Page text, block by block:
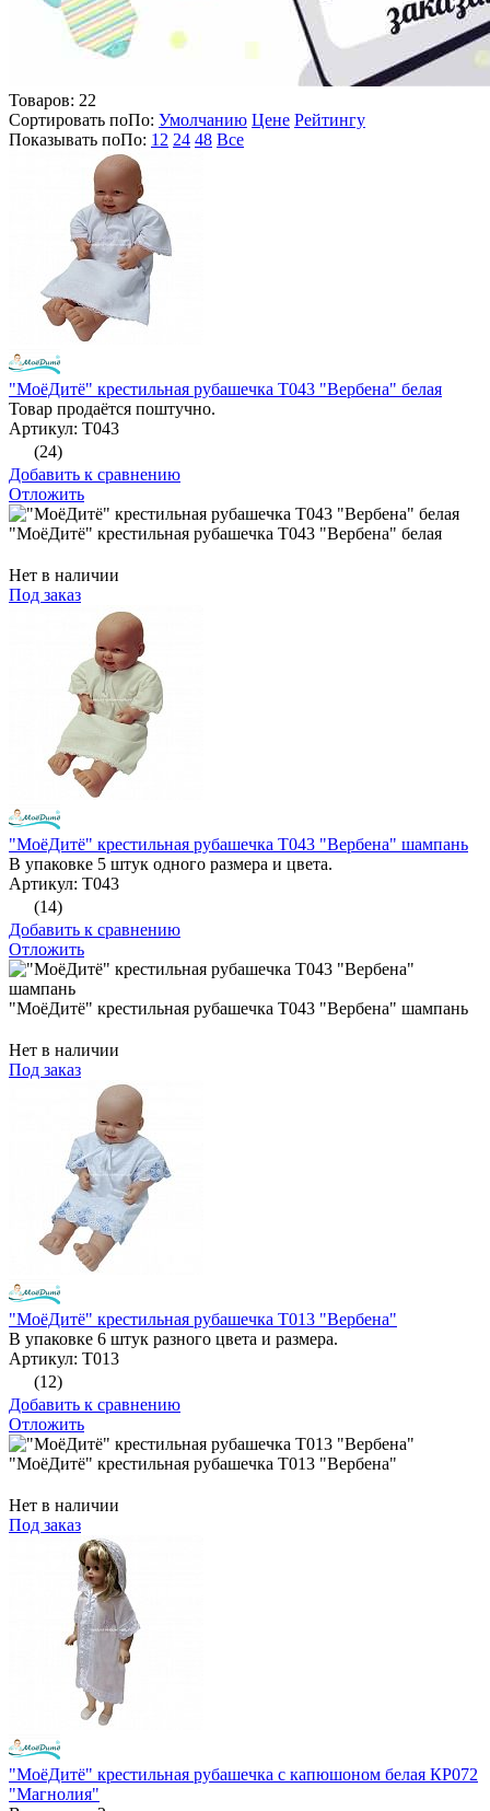
Товаров: 22
Сортировать поПо: Умолчанию Цене Рейтингу
Показывать поПо: 12 24 48 Все
"МоёДитё" крестильная рубашечка Т043 "Вербена" белая
Товар продаётся поштучно.
Артикул: Т043
(24)
Добавить к сравнению
Отложить
"МоёДитё" крестильная рубашечка Т043 "Вербена" белая
Нет в наличии
Под заказ
"МоёДитё" крестильная рубашечка Т043 "Вербена" шампань
В упаковке 5 штук одного размера и цвета.
Артикул: Т043
(14)
Добавить к сравнению
Отложить
"МоёДитё" крестильная рубашечка Т043 "Вербена" шампань
Нет в наличии
Под заказ
"МоёДитё" крестильная рубашечка Т013 "Вербена"
В упаковке 6 штук разного цвета и размера.
Артикул: Т013
(12)
Добавить к сравнению
Отложить
"МоёДитё" крестильная рубашечка Т013 "Вербена"
Нет в наличии
Под заказ
"МоёДитё" крестильная рубашечка с капюшоном белая КР072
"Магнолия"